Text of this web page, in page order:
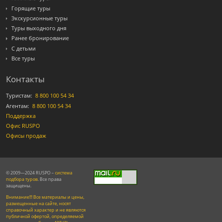
Горящие туры
Экскурсионные туры
Туры выходного дня
Ранее бронирование
С детьми
Все туры
Контакты
Туристам: 8 800 100 54 34
Агентам: 8 800 100 54 34
Поддержка
Офис RUSPO
Офисы продаж
© 2009—2024 RUSPO – система
подбора туров. Все права
защищены.
Внимание!!! Все материалы и цены,
размещенные на сайте, носят
справочный характер и не являются
публичной офертой, определяемой